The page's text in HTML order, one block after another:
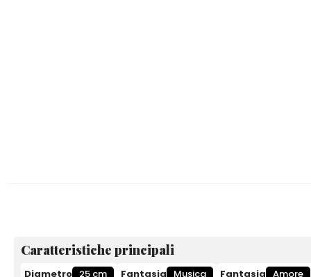
Caratteristiche principali
Diametro 25 cm Fantasia Musica Fantasia Amore